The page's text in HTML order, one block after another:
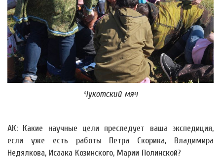
Чукотский мяч
АК: Какие научные цели преследует ваша экспедиция,
если уже есть работы Петра Скорика, Владимира
Недялкова, Исаака Козинского, Марии Полинской?